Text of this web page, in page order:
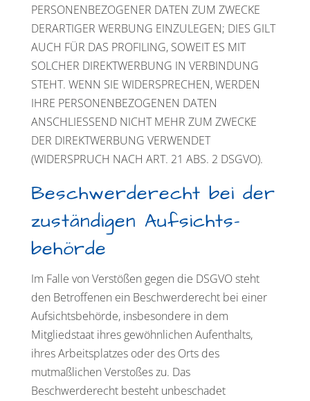
PERSONENBEZOGENER DATEN ZUM ZWECKE
DERARTIGER WERBUNG EINZULEGEN; DIES GILT
AUCH FÜR DAS PROFILING, SOWEIT ES MIT
SOLCHER DIREKTWERBUNG IN VERBINDUNG
STEHT. WENN SIE WIDERSPRECHEN, WERDEN
IHRE PERSONENBEZOGENEN DATEN
ANSCHLIESSEND NICHT MEHR ZUM ZWECKE
DER DIREKTWERBUNG VERWENDET
(WIDERSPRUCH NACH ART. 21 ABS. 2 DSGVO).
Beschwerde­recht bei der
zuständigen Aufsichts­
behörde
Im Falle von Verstößen gegen die DSGVO steht
den Betroffenen ein Beschwerderecht bei einer
Aufsichtsbehörde, insbesondere in dem
Mitgliedstaat ihres gewöhnlichen Aufenthalts,
ihres Arbeitsplatzes oder des Orts des
mutmaßlichen Verstoßes zu. Das
Beschwerderecht besteht unbeschadet